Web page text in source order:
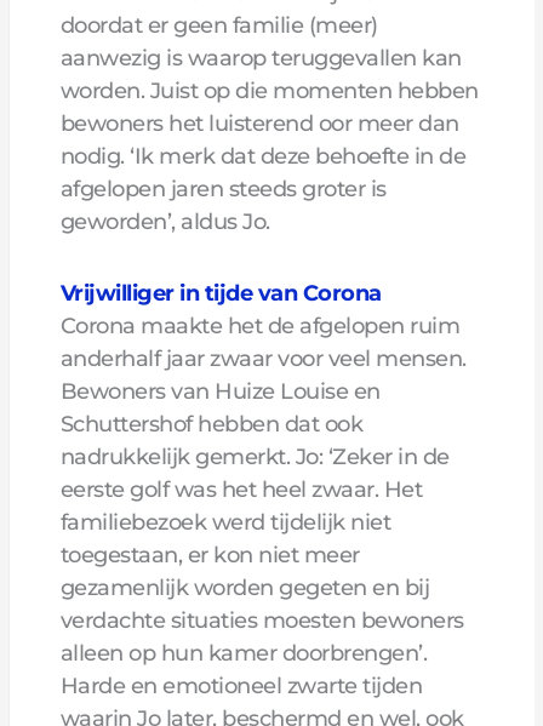
doordat er geen familie (meer)
aanwezig is waarop teruggevallen kan
worden. Juist op die momenten hebben
bewoners het luisterend oor meer dan
nodig. ‘Ik merk dat deze behoefte in de
afgelopen jaren steeds groter is
geworden’, aldus Jo.
Vrijwilliger in tijde van Corona
Corona maakte het de afgelopen ruim
anderhalf jaar zwaar voor veel mensen.
Bewoners van Huize Louise en
Schuttershof hebben dat ook
nadrukkelijk gemerkt. Jo: ‘Zeker in de
eerste golf was het heel zwaar. Het
familiebezoek werd tijdelijk niet
toegestaan, er kon niet meer
gezamenlijk worden gegeten en bij
verdachte situaties moesten bewoners
alleen op hun kamer doorbrengen’.
Harde en emotioneel zwarte tijden
waarin Jo later, beschermd en wel, ook